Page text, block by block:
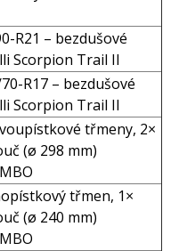
R21 – bezdušové
Scorpion Trail II
R17 – bezdušové
Scorpion Trail II
třmeny, 2×
(ø 298 mm)
třmen, 1×
(ø 240 mm)